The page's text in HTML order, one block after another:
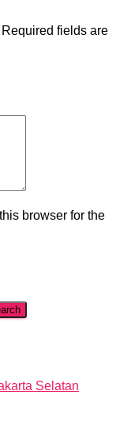
Required fields are
browser for the
Selatan